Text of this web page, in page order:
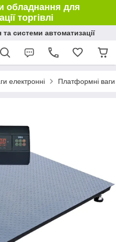
обладнання для
торгівлі
системи автоматизації
електронні Платформні ваги